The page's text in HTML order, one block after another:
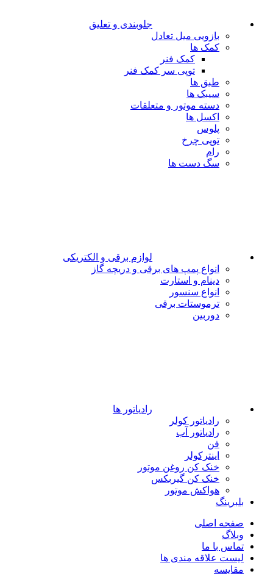
جلوبندی و تعلیق
بازویی میل تعادل
کمک ها
کمک فنر
توپی سر کمک فنر
طبق ها
سیبک ها
دسته موتور و متعلقات
اکسل ها
پلوس
توپی چرخ
رام
سگ دست ها
لوازم برقی و الکتریکی
انواع پمپ های برقی و دریچه گاز
دینام و استارت
انواع سنسور
ترموستات برقی
دوربین
رادیاتور ها
رادیاتور کولر
رادیاتور آب
فن
اینترکولر
خنک کن روغن موتور
خنک کن گیربکس
هواکش موتور
بلبرینگ
صفحه اصلی
وبلاگ
تماس با ما
لیست علاقه مندی ها
مقایسه